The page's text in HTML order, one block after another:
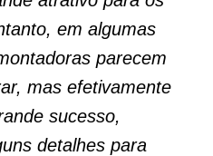
em algumas
parecem
mas efetivamente
sucesso,
detalhes para